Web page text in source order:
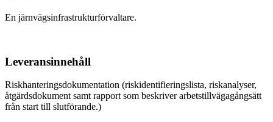
En järnvägsinfrastrukturförvaltare.
Leveransinnehåll
Riskhanteringsdokumentation (riskidentifieringslista, riskanalyser,
åtgärdsdokument samt rapport som beskriver arbetstillvägagångsätt
från start till slutförande.)